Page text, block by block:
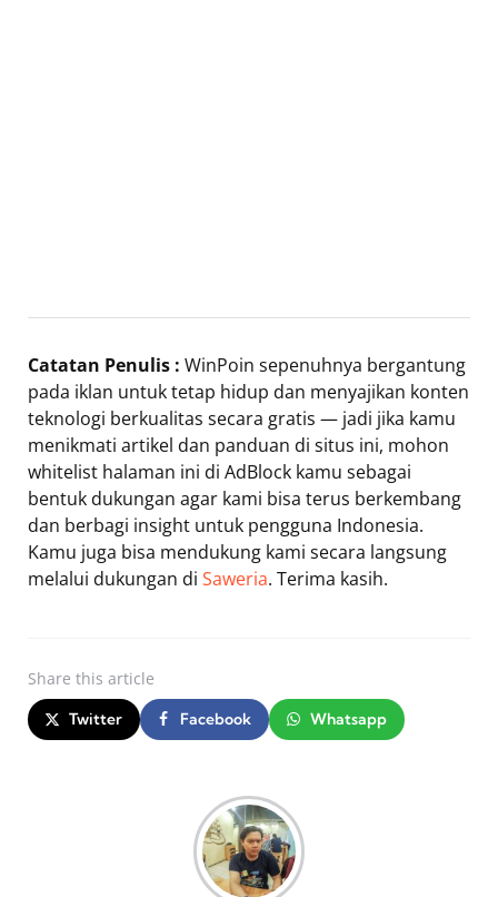
Catatan Penulis : WinPoin sepenuhnya bergantung
pada iklan untuk tetap hidup dan menyajikan konten
teknologi berkualitas secara gratis — jadi jika kamu
menikmati artikel dan panduan di situs ini, mohon
whitelist halaman ini di AdBlock kamu sebagai
bentuk dukungan agar kami bisa terus berkembang
dan berbagi insight untuk pengguna Indonesia.
Kamu juga bisa mendukung kami secara langsung
melalui dukungan di Saweria. Terima kasih.
Share this article
Twitter Facebook Whatsapp